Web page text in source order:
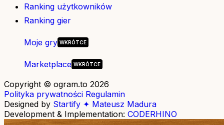
Ranking użytkowników
Ranking gier
Moje gry
Marketplace
Copyright © ogram.to 2026
Polityka prywatności Regulamin
Designed by Startify ✦ Mateusz Madura
Development & Implementation: CODERHINO